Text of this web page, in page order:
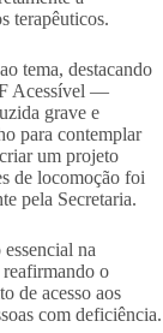
terapêuticos.
tema, destacando
Acessível —
grave e
para contemplar
um projeto
de locomoção foi
pela Secretaria.
na
o
de acesso aos
com deficiência.